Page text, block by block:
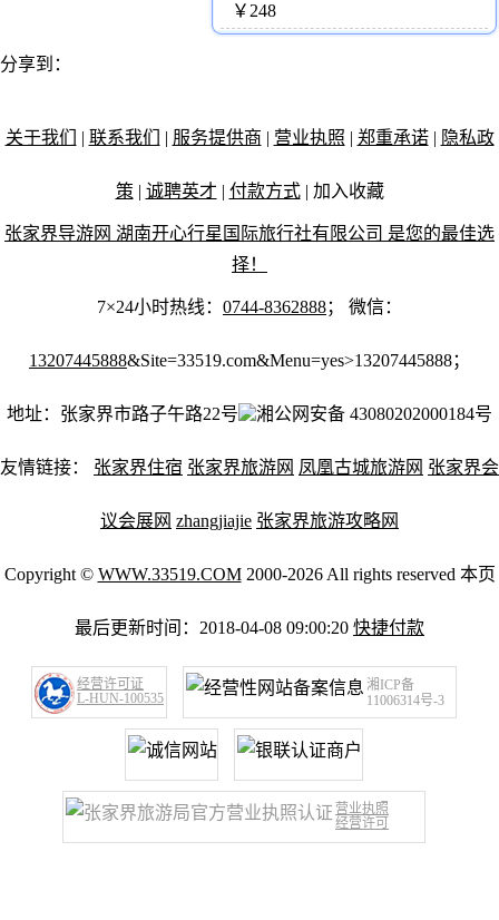
￥248
分享到：
关于我们 | 联系我们 | 服务提供商 | 营业执照 | 郑重承诺| 隐私政
策 | 诚聘英才 | 付款方式| 加入收藏
张家界导游网 湖南开心行星国际旅行社有限公司 是您的最佳选
择！
7×24小时热线： 0744-8362888； 微信：
13207445888&Site=33519.com&Menu=yes>13207445888；
地址：张家界市路子午路22号 湘公网安备 43080202000184号
友情链接： 张家界住宿 张家界旅游网 凤凰古城旅游网 张家界会
议会展网 zhangjiajie 张家界旅游攻略网
Copyright © WWW.33519.COM2000-2026 All rights reserved 本页
最后更新时间：2018-04-08 09:00:20 快捷付款
经营许可证
L-HUN-100535
湘ICP备
11006314号-3
营业执照
经营许可